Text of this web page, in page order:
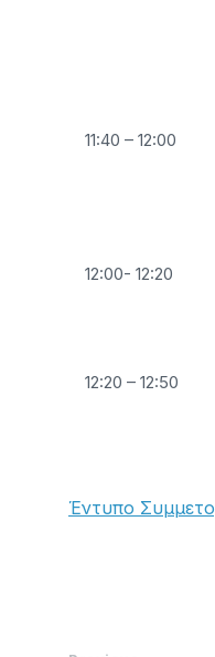
11:40 – 12:00
12:00- 12:20
12:20 – 12:50
Έντυπο